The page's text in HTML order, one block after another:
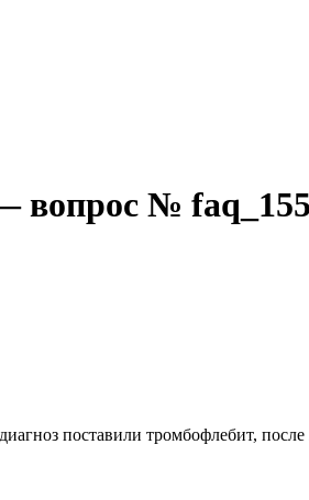
вопрос №
поставили тромбофлебит, после